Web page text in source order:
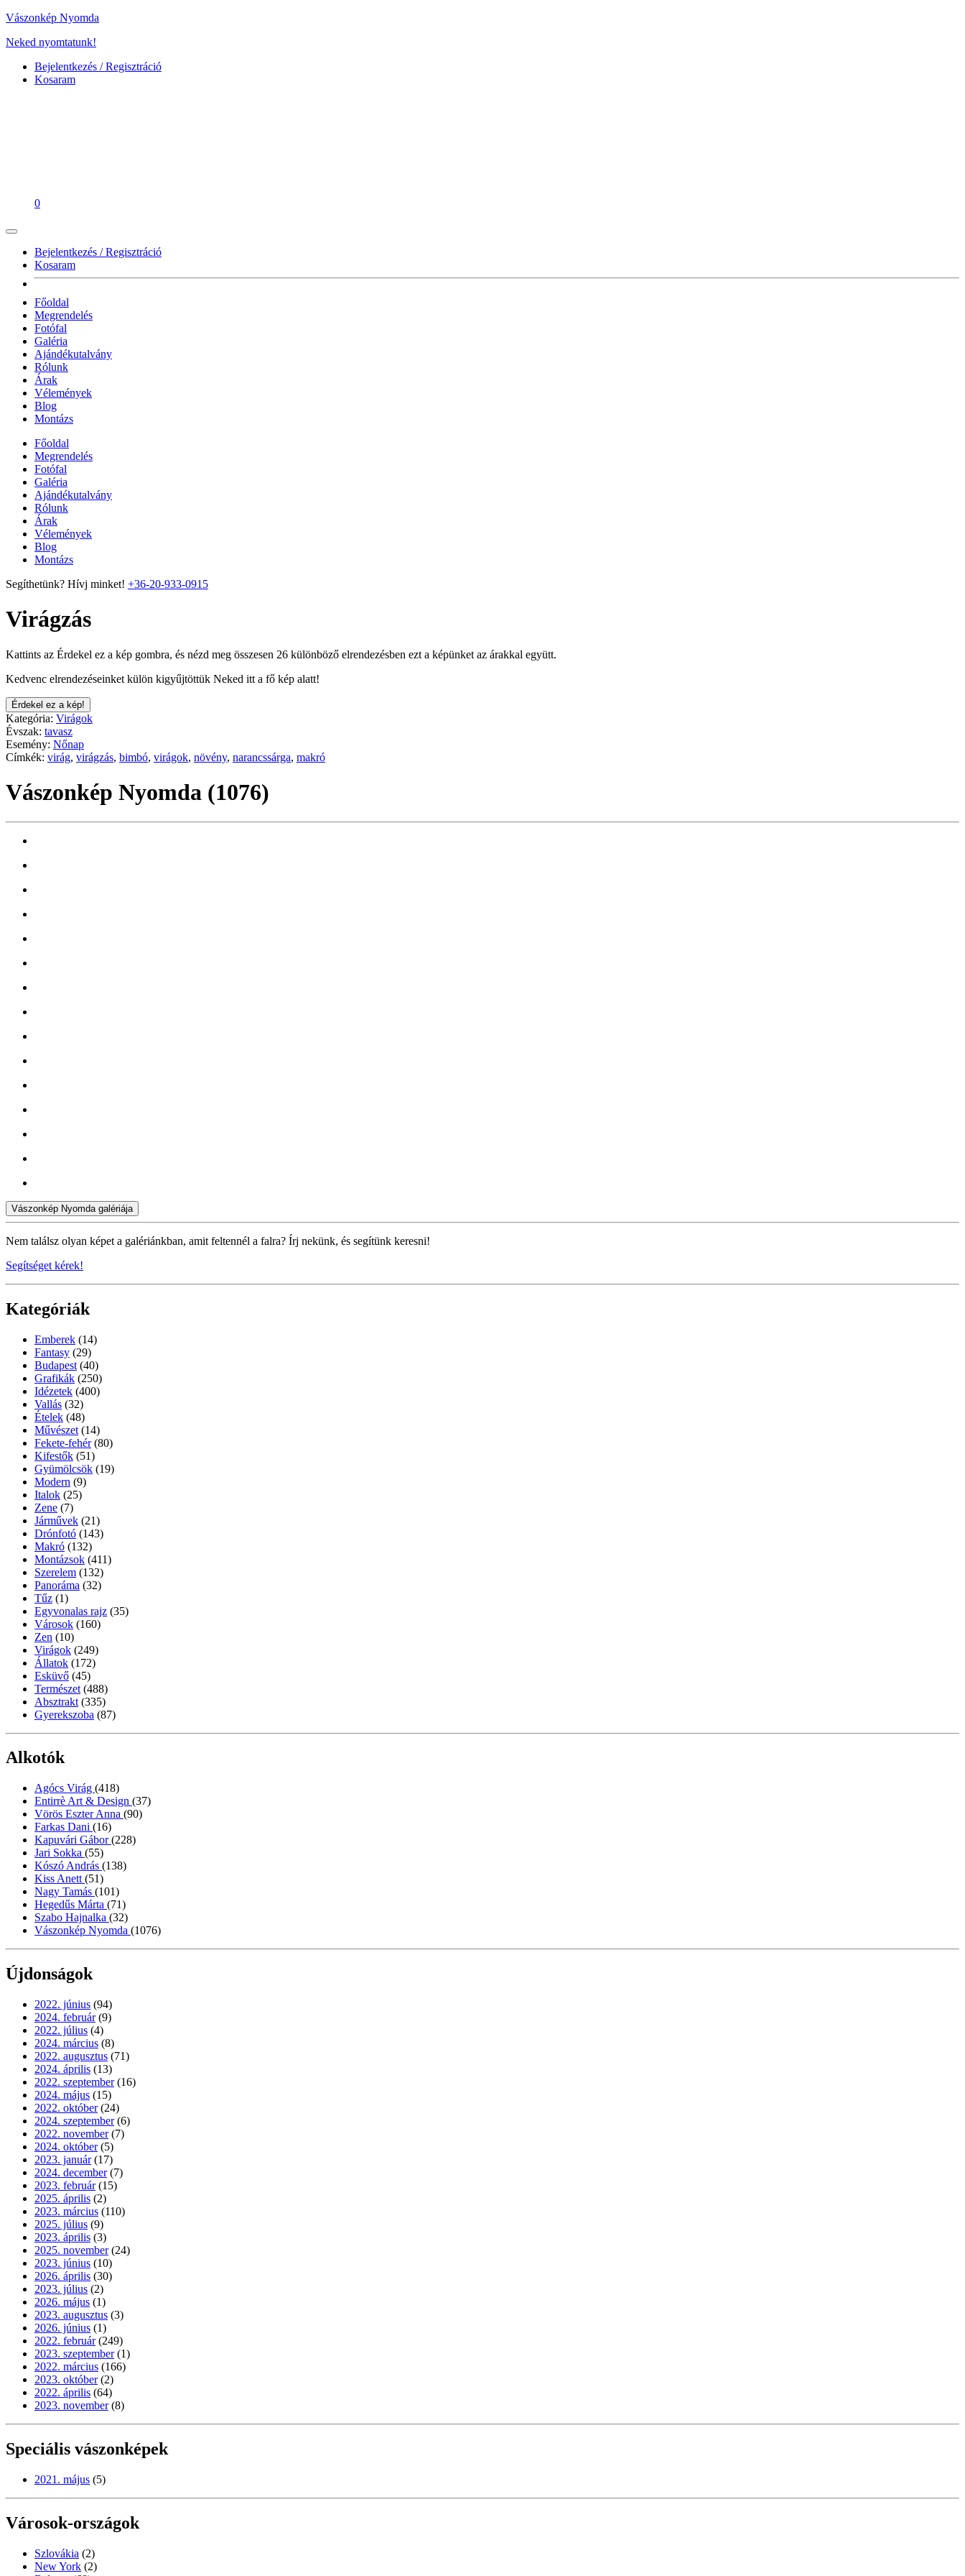
Vászonkép Nyomda
Neked nyomtatunk!
Bejelentkezés / Regisztráció
Kosaram
0
Bejelentkezés / Regisztráció
Kosaram
Főoldal
Megrendelés
Fotófal
Galéria
Ajándékutalvány
Rólunk
Árak
Vélemények
Blog
Montázs
Főoldal
Megrendelés
Fotófal
Galéria
Ajándékutalvány
Rólunk
Árak
Vélemények
Blog
Montázs
Segíthetünk? Hívj minket! +36-20-933-0915
Virágzás
Kattints az Érdekel ez a kép gombra, és nézd meg összesen 26 különböző elrendezésben ezt a képünket az árakkal együtt.
Kedvenc elrendezéseinket külön kigyűjtöttük Neked itt a fő kép alatt!
Érdekel ez a kép!
Kategória: Virágok
Évszak: tavasz
Esemény: Nőnap
Címkék: virág, virágzás, bimbó, virágok, növény, narancssárga, makró
Vászonkép Nyomda (1076)
Vászonkép Nyomda galériája
Nem találsz olyan képet a galériánkban, amit feltennél a falra? Írj nekünk, és segítünk keresni!
Segítséget kérek!
Kategóriák
Emberek (14)
Fantasy (29)
Budapest (40)
Grafikák (250)
Idézetek (400)
Vallás (32)
Ételek (48)
Művészet (14)
Fekete-fehér (80)
Kifestők (51)
Gyümölcsök (19)
Modern (9)
Italok (25)
Zene (7)
Járművek (21)
Drónfotó (143)
Makró (132)
Montázsok (411)
Szerelem (132)
Panoráma (32)
Tűz (1)
Egyvonalas rajz (35)
Városok (160)
Zen (10)
Virágok (249)
Állatok (172)
Esküvő (45)
Természet (488)
Absztrakt (335)
Gyerekszoba (87)
Alkotók
Agócs Virág (418)
Entirrè Art & Design (37)
Vörös Eszter Anna (90)
Farkas Dani (16)
Kapuvári Gábor(228)
Jari Sokka (55)
Kószó András (138)
Kiss Anett (51)
Nagy Tamás (101)
Hegedűs Márta (71)
Szabo Hajnalka (32)
Vászonkép Nyomda (1076)
Újdonságok
2022. június (94)
2024. február (9)
2022. július (4)
2024. március (8)
2022. augusztus (71)
2024. április (13)
2022. szeptember (16)
2024. május (15)
2022. október (24)
2024. szeptember (6)
2022. november (7)
2024. október (5)
2023. január (17)
2024. december (7)
2023. február (15)
2025. április (2)
2023. március (110)
2025. július (9)
2023. április (3)
2025. november (24)
2023. június (10)
2026. április (30)
2023. július (2)
2026. május (1)
2023. augusztus (3)
2026. június (1)
2022. február (249)
2023. szeptember (1)
2022. március (166)
2023. október (2)
2022. április (64)
2023. november (8)
Speciális vászonképek
2021. május (5)
Városok-országok
Szlovákia (2)
New York (2)